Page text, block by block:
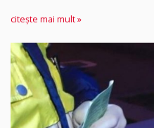
citește mai mult »